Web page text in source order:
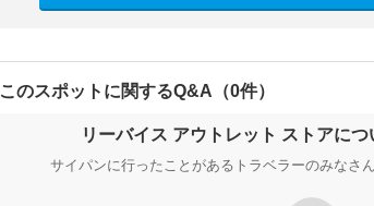
このスポットに関するQ&A（0件）
リーバイス アウトレット ストアにつ
サイパンに行ったことがあるトラベラーのみなさ